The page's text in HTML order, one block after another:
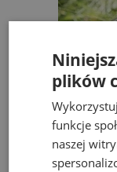
plików
funkcje
naszej